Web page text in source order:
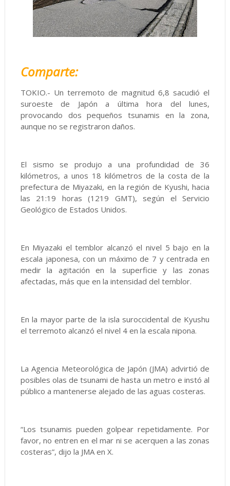
Comparte:
TOKIO.- Un terremoto de magnitud 6,8 sacudió el
suroeste de Japón a última hora del lunes,
provocando dos pequeños tsunamis en la zona,
aunque no se registraron daños.
El sismo se produjo a una profundidad de 36
kilómetros, a unos 18 kilómetros de la costa de la
prefectura de Miyazaki, en la región de Kyushi, hacia
las 21:19 horas (1219 GMT), según el Servicio
Geológico de Estados Unidos.
En Miyazaki el temblor alcanzó el nivel 5 bajo en la
escala japonesa, con un máximo de 7 y centrada en
medir la agitación en la superficie y las zonas
afectadas, más que en la intensidad del temblor.
En la mayor parte de la isla suroccidental de Kyushu
el terremoto alcanzó el nivel 4 en la escala nipona.
La Agencia Meteorológica de Japón (JMA) advirtió de
posibles olas de tsunami de hasta un metro e instó al
público a mantenerse alejado de las aguas costeras.
“Los tsunamis pueden golpear repetidamente. Por
favor, no entren en el mar ni se acerquen a las zonas
costeras”, dijo la JMA en X.